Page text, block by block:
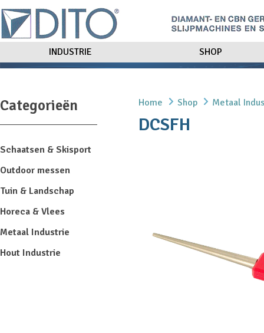
INDUSTRIE SHOP
Categorieën
Schaatsen & Skisport
Outdoor messen
Tuin & Landschap
Horeca & Vlees
Metaal Industrie
Hout Industrie
Home Shop Metaal
DCSFH